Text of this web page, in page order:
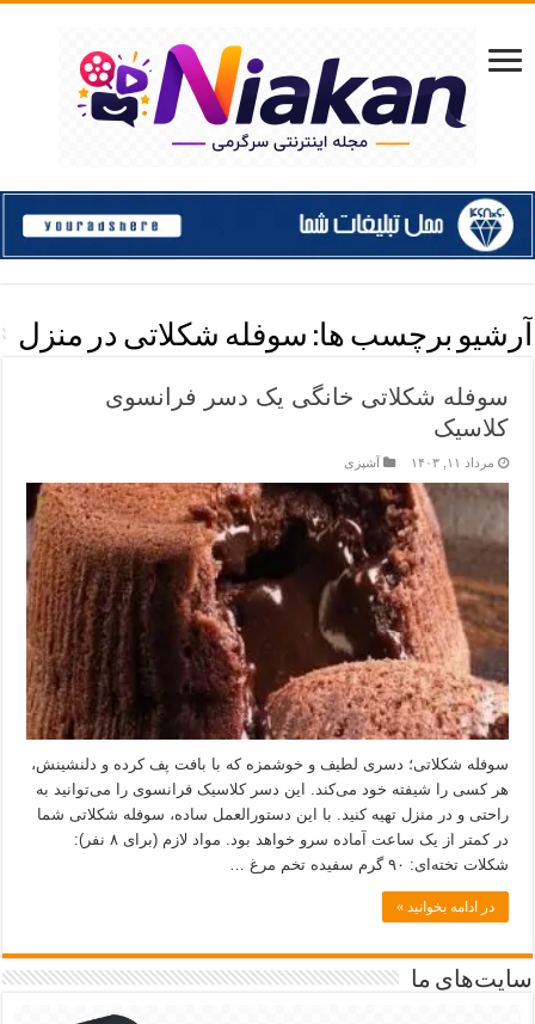
آرشیو برچسب ها: سوفله شکلاتی در منزل
سوفله شکلاتی خانگی یک دسر فرانسوی
کلاسیک
مرداد ۱۱, ۱۴۰۳ آشپزی
سوفله شکلاتی؛ دسری لطیف و خوشمزه که با بافت پف کرده و دلنشینش،
هر کسی را شیفته خود می‌کند. این دسر کلاسیک فرانسوی را می‌توانید به
راحتی و در منزل تهیه کنید. با این دستورالعمل ساده، سوفله شکلاتی شما
در کمتر از یک ساعت آماده سرو خواهد بود. مواد لازم (برای ۸ نفر):
شکلات تخته‌ای: ۹۰ گرم سفیده تخم مرغ …
در ادامه بخوانید »
سایت‌های ما